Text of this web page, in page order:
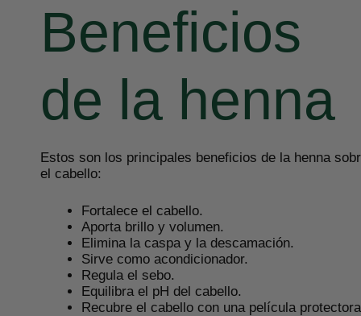
Beneficios
de la henna
Estos son los principales beneficios de la henna
el cabello:
Fortalece el cabello.
Aporta brillo y volumen.
Elimina la caspa y la descamación.
Sirve como acondicionador.
Regula el sebo.
Equilibra el pH del cabello.
Recubre el cabello con una película